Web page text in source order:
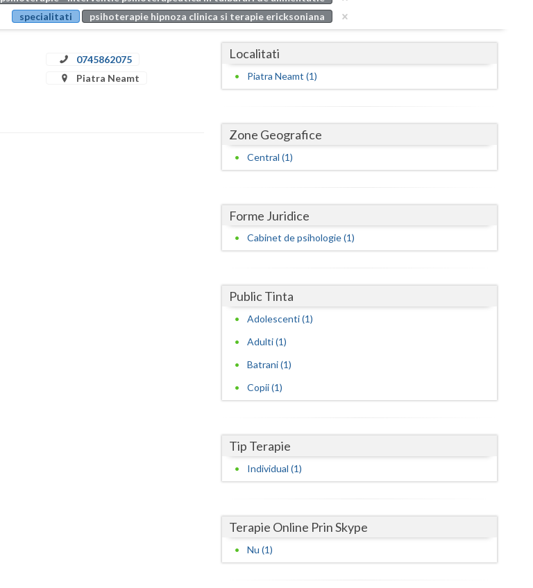
Buzau
Cluj
Covasna
Dambovita
Dolj
Galati
Gorj
Mehedinti
Neamt
Olt
specialitati
psihoterapie hipnoza clinica si terapie ericksoniana
0745862075
Piatra Neamt
Localitati
Piatra Neamt (1)
Zone Geografice
Central (1)
Forme Juridice
Cabinet de psihologie (1)
Public Tinta
Adolescenti (1)
Adulti (1)
Batrani (1)
Copii (1)
Tip Terapie
Individual (1)
Terapie Online Prin Skype
Nu (1)